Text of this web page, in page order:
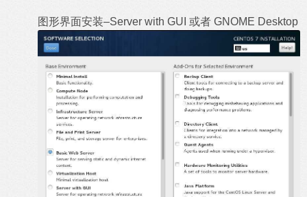
图形界面安装–Server with GUI 或者 GNOME Desktop